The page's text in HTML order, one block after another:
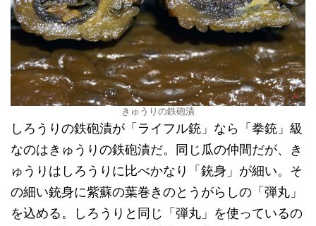
きゅうりの鉄砲漬
しろうりの鉄砲漬が「ライフル銃」なら「拳銃」級
なのはきゅうりの鉄砲漬だ。同じ瓜の仲間だが、き
ゅうりはしろうりに比べかなり「銃身」が細い。そ
の細い銃身に紫蘇の葉巻きのとうがらしの「弾丸」
を込める。しろうりと同じ「弾丸」を使っているの